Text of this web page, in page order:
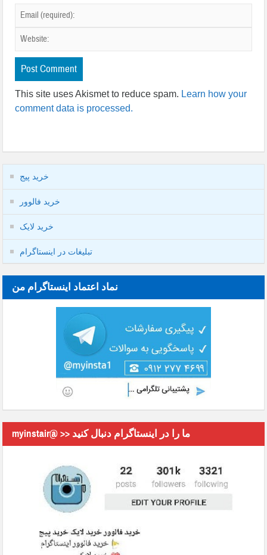
This site uses Akismet to reduce spam. Learn how your
comment data is processed.
خرید پیج
خرید فالوور
خرید لایک
تبلیغات در اینستاگرام
نماد اعتماد اینستاگرام من
myinstair@ >> ما را در اینستاگرام دنبال کنید